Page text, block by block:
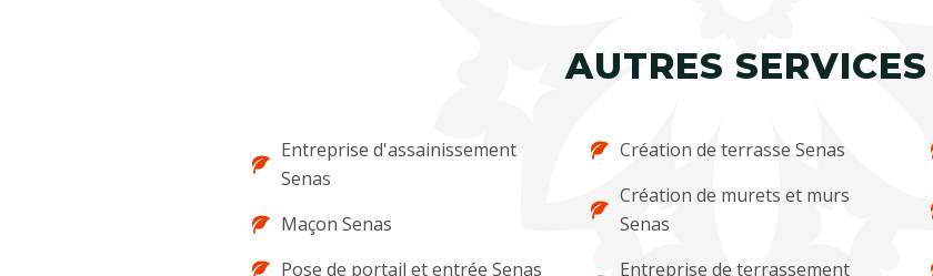
AUTRES SERVICES
Entreprise d'assainissement
Senas
Maçon Senas
Pose de portail et entrée Senas
Création de terrasse Senas
Création de murets et murs
Senas
Entreprise de terrassement